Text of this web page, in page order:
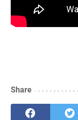
Share